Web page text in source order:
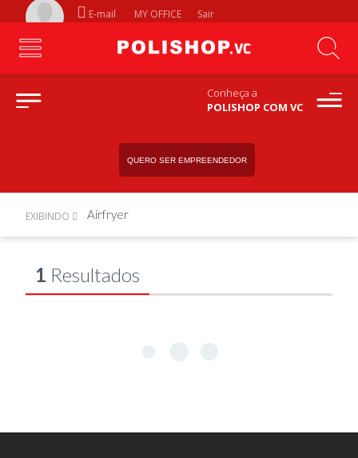
E-mail MY OFFICE Sair
Conheça a
POLISHOP COM VC
QUERO SER EMPREENDEDOR
EXIBINDO Airfryer
1 Resultados